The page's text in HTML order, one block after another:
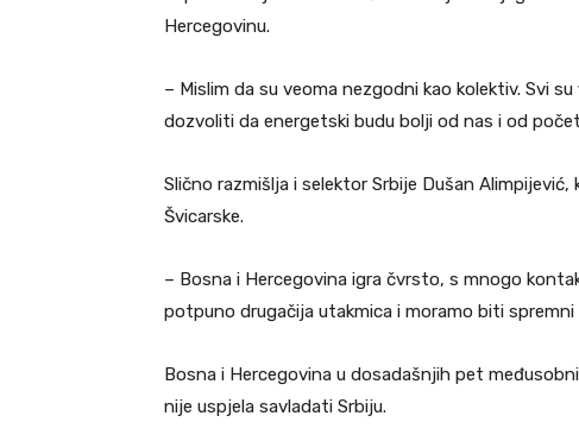
Hercegovinu.
– Mislim da su veoma nezgodni kao kolektiv. Svi
dozvoliti da energetski budu bolji od nas i od
Slično razmišlja i selektor Srbije Dušan
Švicarske.
– Bosna i Hercegovina igra čvrsto, s mnogo
potpuno drugačija utakmica i moramo biti
Bosna i Hercegovina u dosadašnjih pet
nije uspjela savladati Srbiju.